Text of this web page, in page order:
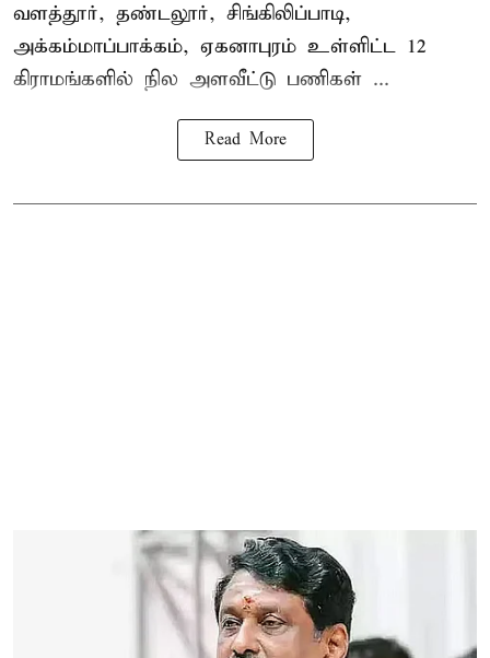
வளத்தூர், தண்டலூர், சிங்கிலிப்பாடி,
அக்கம்மாப்பாக்கம், ஏகனாபுரம் உள்ளிட்ட 12
கிராமங்களில் நில அளவீட்டு பணிகள் ...
Read More